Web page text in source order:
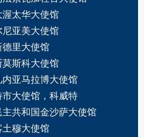
太华大使馆
亚美大使馆
里大使馆
斯科大使馆
亚马拉博大使馆
大使馆，科威特
共和国金沙萨大使馆
穆大使馆